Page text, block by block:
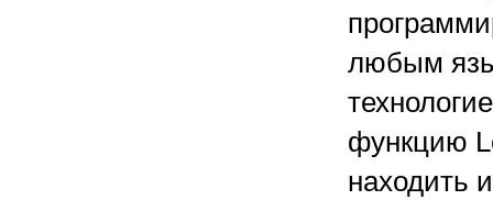
любым
функцию
находить